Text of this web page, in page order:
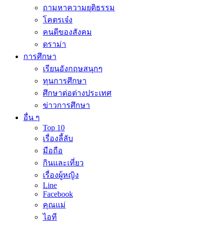
ถามหาความยุติธรรม
โคตรเจ๋ง
คนดีของสังคม
ดราม่า
การศึกษา
เรียนอังกฤษสนุกๆ
ทุนการศึกษา
ศึกษาต่อต่างประเทศ
ข่าวการศึกษา
อื่น ๆ
Top 10
เรื่องลี้ลับ
มือถือ
กินและเที่ยว
เรื่องผู้หญิง
Line
Facebook
คุณแม่
ไอที